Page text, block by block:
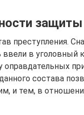
защиты
преступления.
ввели в
оправдательных
состава
и тем, в